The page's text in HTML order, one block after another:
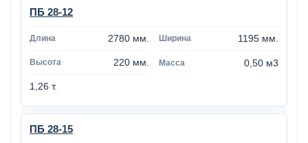
ПБ 28-12
2780 мм. 1195 мм.
220 мм. 0,50 м3
1,26 т.
ПБ 28-15